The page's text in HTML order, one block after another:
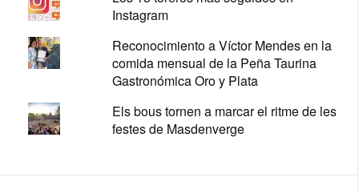
Instagram
Reconocimiento a Víctor Mendes en la
comida mensual de la Peña Taurina
Gastronómica Oro y Plata
Els bous tornen a marcar el ritme de les
festes de Masdenverge